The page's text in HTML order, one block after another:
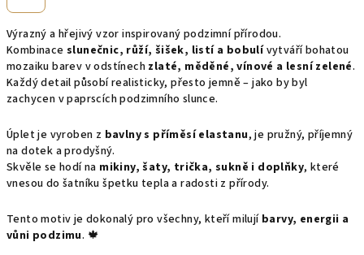
Výrazný a hřejivý vzor inspirovaný podzimní přírodou.
Kombinace slunečnic, růží, šišek, listí a bobulívytváří bohatou
mozaiku barev v odstínech zlaté, měděné, vínové a lesní zelené.
Každý detail působí realisticky, přesto jemně – jako by byl
zachycen v paprscích podzimního slunce.
Úplet je vyroben z bavlny s příměsí elastanu, je pružný, příjemný
na dotek a prodyšný.
Skvěle se hodí na mikiny, šaty, trička, sukně i doplňky, které
vnesou do šatníku špetku tepla a radosti z přírody.
Tento motiv je dokonalý pro všechny, kteří milují barvy, energii a
vůni podzimu. 🍁